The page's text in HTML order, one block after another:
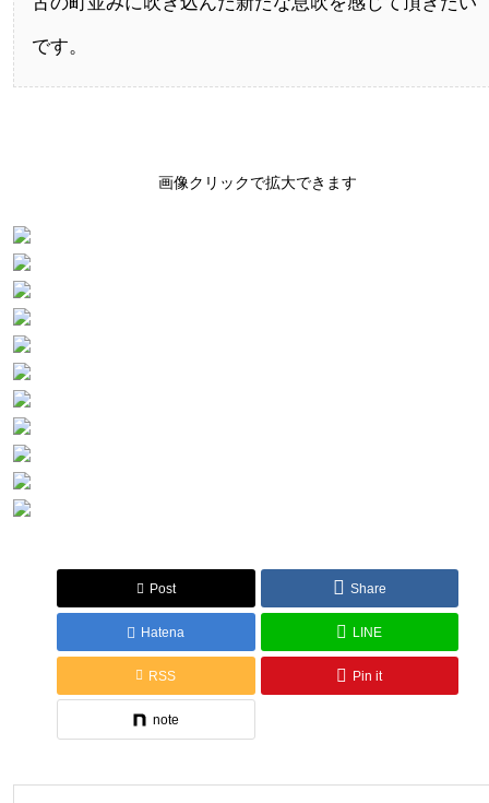
です。
画像クリックで拡大できます
Post Share
Hatena LINE
RSS Pin it
note